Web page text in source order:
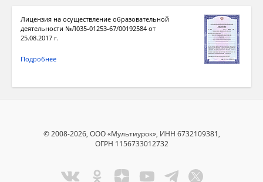
Лицензия на осуществление образовательной
деятельности №Л035-01253-67/00192584 от
25.08.2017 г.
Подробнее
© 2008-2026, ООО «Мультиурок», ИНН 6732109381,
ОГРН 1156733012732